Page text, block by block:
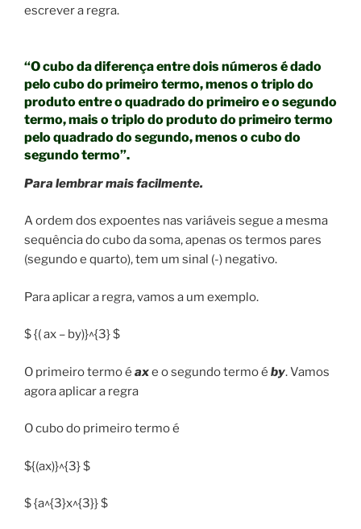
escrever a regra.
“O cubo da diferença entre dois números é dado
pelo cubo do primeiro termo, menos o triplo do
produto entre o quadrado do primeiro e o segundo
termo, mais o triplo do produto do primeiro termo
pelo quadrado do segundo, menos o cubo do
segundo termo”.
Para lembrar mais facilmente.
A ordem dos expoentes nas variáveis segue a mesma
sequência do cubo da soma, apenas os termos pares
(segundo e quarto), tem um sinal (-) negativo.
Para aplicar a regra, vamos a um exemplo.
$ {( ax – by)}^{3} $
O primeiro termo é axe o segundo termo é by. Vamos
agora aplicar a regra
O cubo do primeiro termo é
${(ax)}^{3} $
$ {a^{3}x^{3}} $